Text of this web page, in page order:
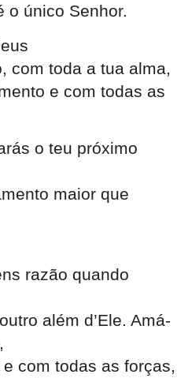
o único Senhor.
com toda a tua alma,
e com todas as
o teu próximo
maior que
razão quando
além d’Ele. Amá-
com todas as forças,